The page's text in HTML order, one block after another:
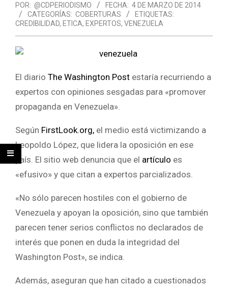
POR: @CDPERIODISMO FECHA: 4 DE MARZO DE 2014
CATEGORÍAS: COBERTURAS
ETIQUETAS:
CREDIBILIDAD, ETICA, EXPERTOS, VENEZUELA
El diario The Washington Post estaría recurriendo a
expertos con opiniones sesgadas para «promover
propaganda en Venezuela».
Según FirstLook.org, el medio está victimizando a
Leopoldo López, que lidera la oposición en ese
país. El sitio web denuncia que el artículo es
«efusivo» y que citan a expertos parcializados.
«No sólo parecen hostiles con el gobierno de
Venezuela y apoyan la oposición, sino que también
parecen tener serios conflictos no declarados de
interés que ponen en duda la integridad del
Washington Post», se indica.
Además, aseguran que han citado a cuestionados